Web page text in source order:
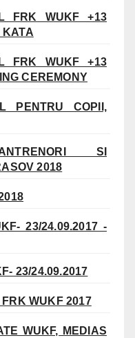
FRK WUKF +13
KATA
FRK WUKF +13
CEREMONY
PENTRU COPII,
SI
2018
23/24.09.2017 -
23/24.09.2017
WUKF 2017
WUKF, MEDIAS